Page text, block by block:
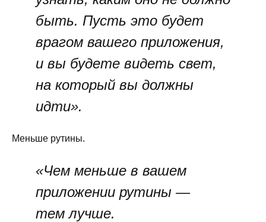
быть. Пусть это будет
врагом вашего приложения,
и вы будете видеть свет,
на который вы должны
идти».
Меньше рутины.
«Чем меньше в вашем
приложении рутины —
тем лучше.